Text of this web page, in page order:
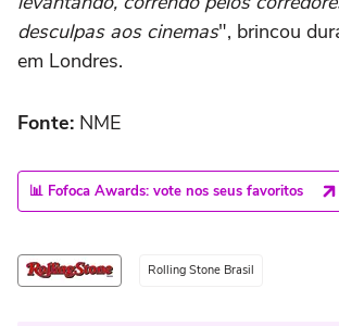
desculpas aos cinemas", brincou
em Londres.
Fonte: NME
📊 Fofoca Awards: vote nos seus favoritos
Rolling Stone Brasil